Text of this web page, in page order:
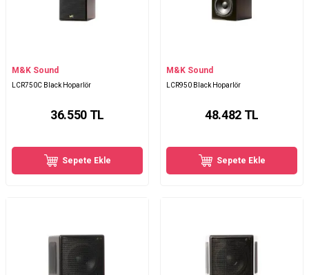
M&K Sound
LCR750C Black Hoparlör
36.550TL
Sepete Ekle
M&K Sound
LCR950 Black Hoparlör
48.482TL
Sepete Ekle